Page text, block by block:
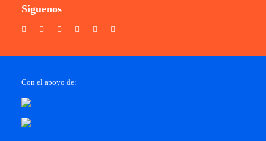
Síguenos
Con el apoyo de: